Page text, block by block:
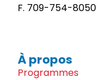
F. 709-754-8050
À propos
Programmes